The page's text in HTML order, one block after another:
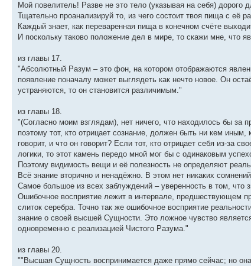
Мой повелитель! Разве не это тело (указывая на себя) дорого
Тщательно проанализируй то, из чего состоит твоя пища с её
Каждый знает, как переваренная пища в конечном счёте
И поскольку таково положение дел в мире, то скажи мне, что
из главы 17.
"Абсолютный Разум – это фон, на котором отображаются
появление поначалу может выглядеть как нечто новое. Он
устраняются, то он становится различимым."
из главы 18.
"(Согласно моим взглядам), нет ничего, что находилось бы за
поэтому тот, кто отрицает сознание, должен быть ни кем
говорит, и что он говорит? Если тот, кто отрицает себя из-за
логики, то этот камень передо мной мог бы с одинаковым
Поэтому видимость вещи и её полезность не определяют
Всё знание вторично и ненадёжно. В этом нет никаких
Самое большое из всех заблуждений – уверенность в том, что
Ошибочное восприятие лежит в интервале, предшествующем
слиток серебра. Точно так же ошибочное восприятие
знание о своей высшей Сущности. Это ложное чувство
одновременно с реализацией Чистого Разума."
из главы 20.
""Высшая Сущность воспринимается даже прямо сейчас; но